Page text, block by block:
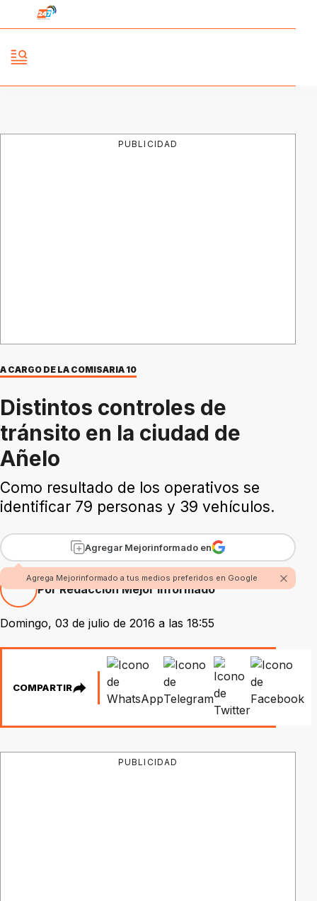
PUBLICIDAD
A CARGO DE LA COMISARIA 10
Distintos controles de
tránsito en la ciudad de
Añelo
Como resultado de los operativos se
identificar 79 personas y 39 vehículos.
Agregar Mejorinformado en
Agrega Mejorinformado a tus medios preferidos en Google
Por Redacción Mejor Informado
Domingo, 03 de julio de 2016 a las 18:55
COMPARTIR
PUBLICIDAD